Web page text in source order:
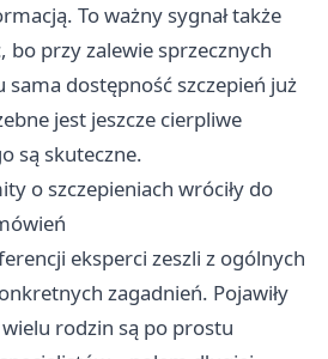
To ważny sygnał także
bo przy zalewie sprzecznych
dostępność szczepień już
jest jeszcze cierpliwe
są skuteczne.
o szczepieniach wróciły do
eksperci zeszli z ogólnych
zagadnień. Pojawiły
rodzin są po prostu